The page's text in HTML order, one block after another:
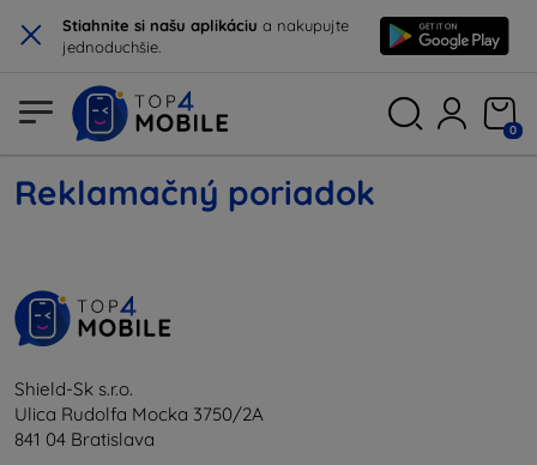
× Stiahnite si našu aplikáciu a nakupujte
jednoduchšie.
0
Reklamačný poriadok
Shield-Sk s.r.o.
Ulica Rudolfa Mocka 3750/2A
841 04 Bratislava